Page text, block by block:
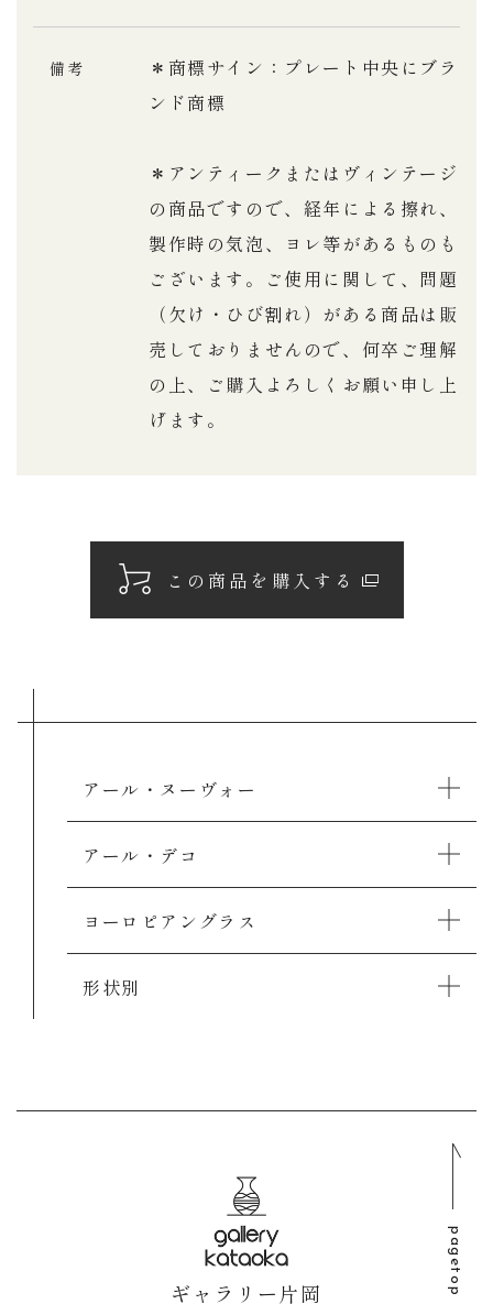
アール・ヌーヴォー
アール・デコ
ヨーロピアングラス
形状別
備考
＊商標サイン：プレート中央にブラ
ンド商標
＊アンティークまたはヴィンテージ
の商品ですので、経年による擦れ、
製作時の気泡、ヨレ等があるものも
ございます。ご使用に関して、問題
（欠け・ひび割れ）がある商品は販
売しておりませんので、何卒ご理解
の上、ご購入よろしくお願い申し上
げます。
この商品を購入する
pagetop
ギャラリー片岡